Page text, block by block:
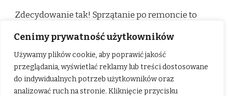
Cenimy prywatność użytkowników
Używamy plików cookie, aby poprawić jakość
przeglądania, wyświetlać reklamy lub treści dostosowane
do indywidualnych potrzeb użytkowników oraz
analizować ruch na stronie. Kliknięcie przycisku
Zdecydowanie tak! Sprzątanie po remoncie to
sporo czasu i wysiłku. Zaplanuj co najmniej jeden
pełny dzień, a nawet dwa, na gruntowne
czyszczenie pomieszczenia po zakończeniu
wszystkich prac, zanim zaczniesz wprowadzać